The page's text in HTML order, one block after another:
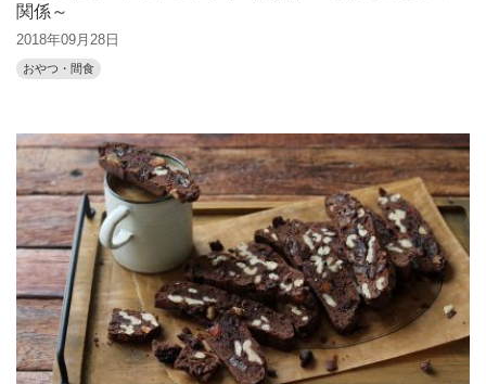
関係～
2018年09月28日
おやつ・間食